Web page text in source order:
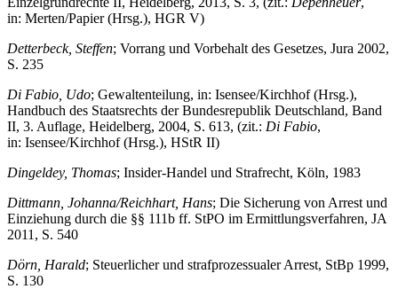
in: Merten/Papier (Hrsg.), HGR V)
Detterbeck, Steffen; Vorrang und Vorbehalt des Gesetzes, Jura 2002,
S. 235
Di Fabio, Udo; Gewaltenteilung, in: Isensee/Kirchhof (Hrsg.),
Handbuch des Staatsrechts der Bundesrepublik Deutschland, Band
II, 3. Auflage, Heidelberg, 2004, S. 613, (zit.: Di Fabio,
in: Isensee/Kirchhof (Hrsg.), HStR II)
Dingeldey, Thomas; Insider-Handel und Strafrecht, Köln, 1983
Dittmann, Johanna/Reichhart, Hans; Die Sicherung von Arrest und
Einziehung durch die §§ 111b ff. StPO im Ermittlungsverfahren, JA
2011, S. 540
Dörn, Harald; Steuerlicher und strafprozessualer Arrest, StBp 1999,
S. 130